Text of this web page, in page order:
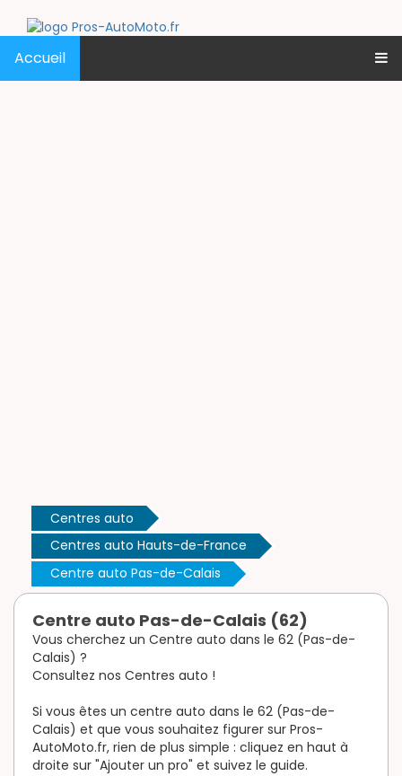
Accueil
Centres auto
Centres auto Hauts-de-France
Centre auto Pas-de-Calais
Centre auto Pas-de-Calais (62)
Vous cherchez un Centre auto dans le 62 (Pas-de-
Calais) ?
Consultez nos Centres auto !
Si vous êtes un centre auto dans le 62 (Pas-de-
Calais) et que vous souhaitez figurer sur Pros-
AutoMoto.fr, rien de plus simple : cliquez en haut à
droite sur "Ajouter un pro" et suivez le guide.